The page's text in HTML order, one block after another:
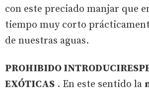
con este preciado manjar que
tiempo muy corto
de nuestras aguas.
PROHIBIDO
EXÓTICAS . En este sentido la